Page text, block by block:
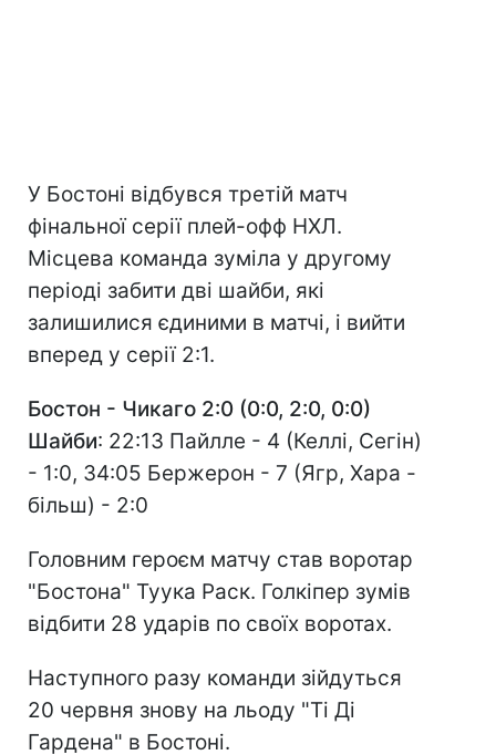
У Бостоні відбувся третій матч
фінальної серії плей-офф НХЛ.
Місцева команда зуміла у другому
періоді забити дві шайби, які
залишилися єдиними в матчі, і вийти
вперед у серії 2:1.
Бостон - Чикаго 2:0 (0:0, 2:0, 0:0)
Шайби: 22:13 Пайлле - 4 (Келлі, Сегін)
- 1:0, 34:05 Бержерон - 7 (Ягр, Хара -
більш) - 2:0
Головним героєм матчу став воротар
"Бостона" Туука Раск. Голкіпер зумів
відбити 28 ударів по своїх воротах.
Наступного разу команди зійдуться
20 червня знову на льоду "Ті Ді
Гардена" в Бостоні.